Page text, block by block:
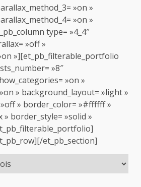
»on »
»on »
type= »4_4″
»off »
»][et_pb_filterable_portfolio
»8″
»on »
» background_layout= »light »
» border_color= »#ffffff »
» border_style= »solid »
et_pb_section]